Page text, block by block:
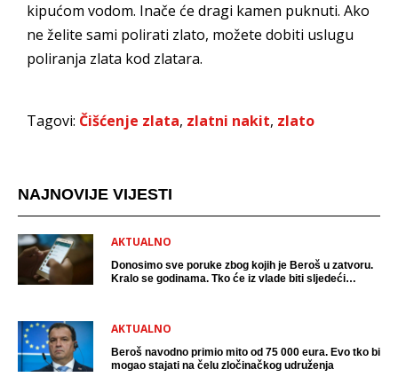
kipućom vodom. Inače će dragi kamen puknuti. Ako
ne želite sami polirati zlato, možete dobiti uslugu
poliranja zlata kod zlatara.
Tagovi: Čišćenje zlata, zlatni nakit, zlato
NAJNOVIJE VIJESTI
AKTUALNO
Donosimo sve poruke zbog kojih je Beroš u zatvoru.
Kralo se godinama. Tko će iz vlade biti sljedeći
AKTUALNO
Beroš navodno primio mito od 75 000 eura. Evo tko bi
mogao stajati na čelu zločinačkog udruženja